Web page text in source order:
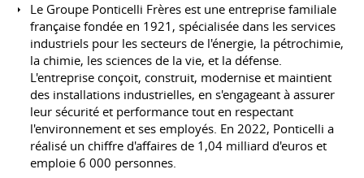
Le Groupe Ponticelli Frères est une entreprise familiale
française fondée en 1921, spécialisée dans les services
industriels pour les secteurs de l'énergie, la pétrochimie,
la chimie, les sciences de la vie, et la défense.
L'entreprise conçoit, construit, modernise et maintient
des installations industrielles, en s'engageant à assurer
leur sécurité et performance tout en respectant
l'environnement et ses employés. En 2022, Ponticelli a
réalisé un chiffre d'affaires de 1,04 milliard d'euros et
emploie 6 000 personnes.